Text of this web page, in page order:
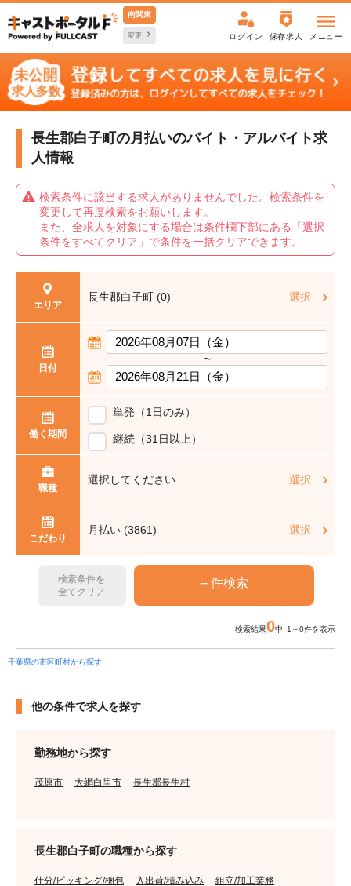
南関東
変更 ログイン 保存求人 メニュー
長生郡白子町の月払いのバイト・アルバイト求
人情報
検索条件に該当する求人がありませんでした。検索条件を
変更して再度検索をお願いします。
また、全求人を対象にする場合は条件欄下部にある「選択
条件をすべてクリア」で条件を一括クリアできます。
エリア
長生郡白子町 (0) 選択
日付
〜
働く期間
単発（1日のみ）
継続（31日以上）
職種
選択してください 選択
こだわり
月払い (3861) 選択
検索条件を
全てクリア
検索結果0中 1～0件を表示
千葉県の市区町村から探す
他の条件で求人を探す
勤務地から探す
茂原市 大網白里市 長生郡長生村
長生郡白子町の職種から探す
仕分/ピッキング/梱包 入出荷/積み込み 組立/加工業務